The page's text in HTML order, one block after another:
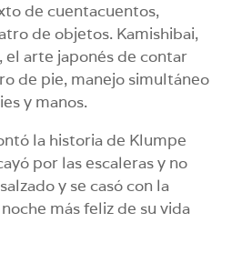
de cuentacuentos,
de objetos. Kamishibai,
arte japonés de contar
de pie, manejo simultáneo
y manos.
la historia de Klumpe
por las escaleras y no
y se casó con la
más feliz de su vida